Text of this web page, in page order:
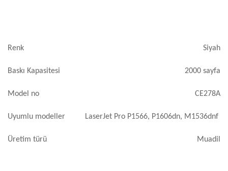
Renk Siyah
Baskı Kapasitesi 2000 sayfa
Model no CE278A
Uyumlu modeller LaserJet Pro P1566, P1606dn, M1536dnf
Üretim türü Muadil